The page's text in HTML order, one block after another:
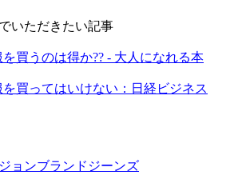
いただきたい記事
買うのは得か?? - 大人になれる本
買ってはいけない：日経ビジネス
ョンブランドジーンズ